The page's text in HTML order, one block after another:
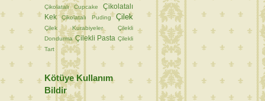
Çikolatalı Cupcake
Çikolatalı
Kek
Çikolatalı Puding Çilek
Çilek Kurabiyeler
Çilekli
Dondurma Çilekli Pasta Çilekli
Tart
Kötüye Kullanım
Bildir